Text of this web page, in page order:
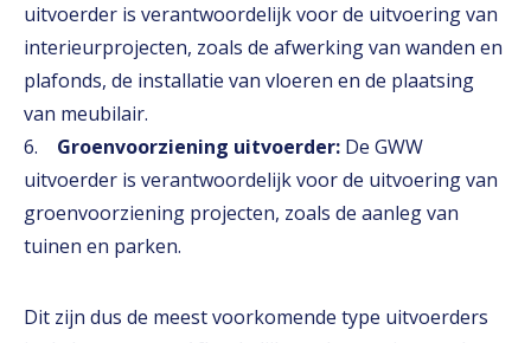
uitvoerder is verantwoordelijk voor de uitvoering van
interieurprojecten, zoals de afwerking van wanden en
plafonds, de installatie van vloeren en de plaatsing
van meubilair.
6. Groenvoorziening uitvoerder: De GWW
uitvoerder is verantwoordelijk voor de uitvoering van
groenvoorziening projecten, zoals de aanleg van
tuinen en parken.
Dit zijn dus de meest voorkomende type uitvoerders